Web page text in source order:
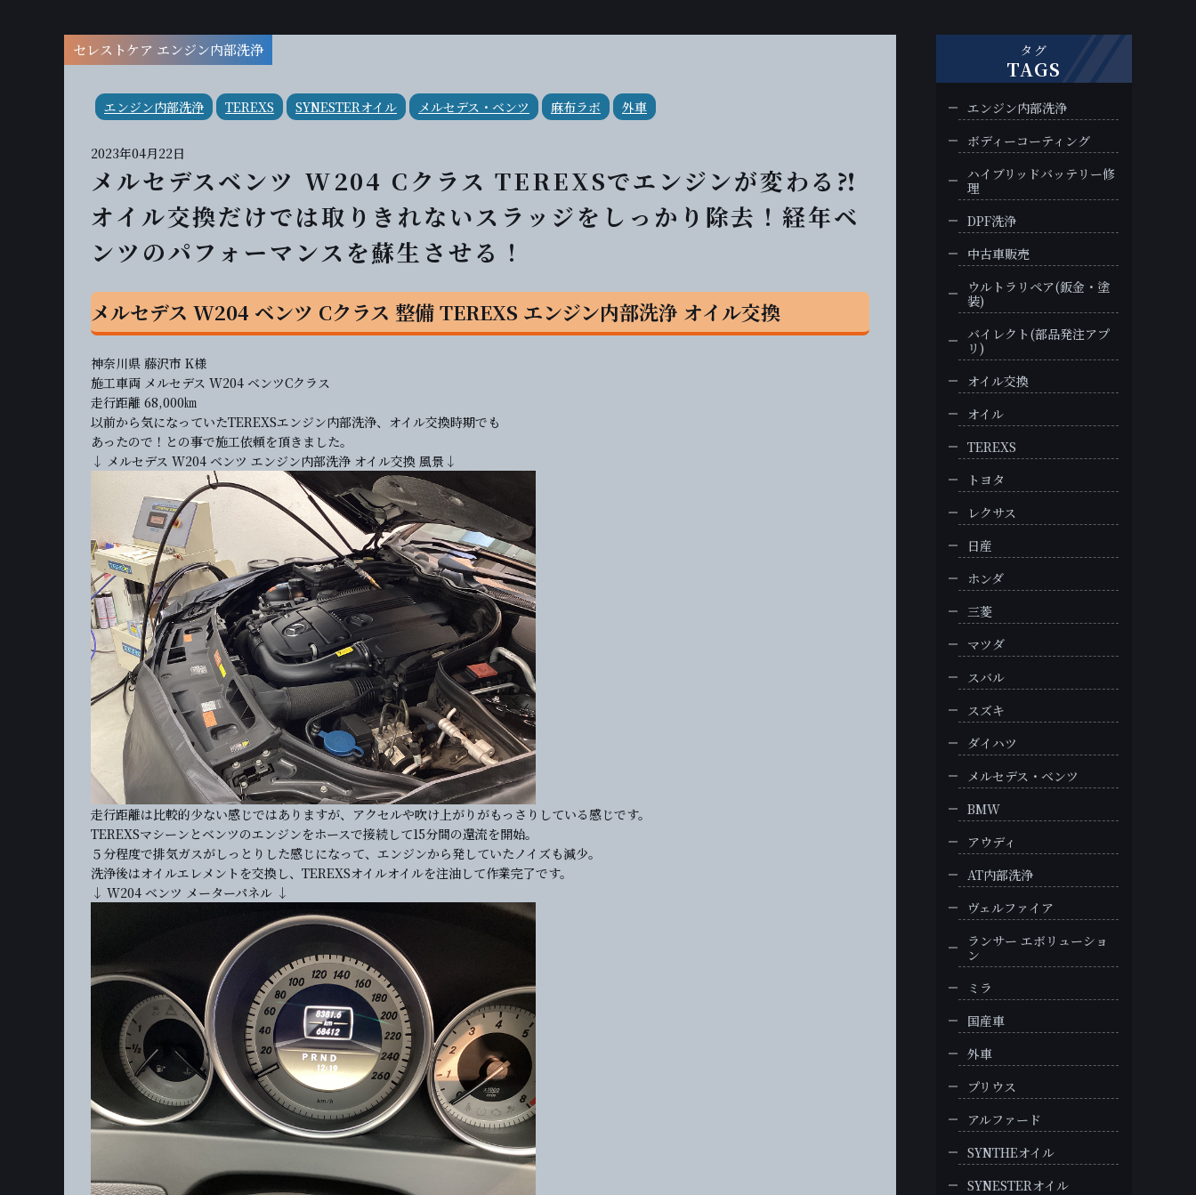
セレストケア エンジン内部洗浄
エンジン内部洗浄 TEREXS SYNESTERオイル メルセデス・ベンツ 麻布ラボ 外車
2023年04月22日
メルセデスベンツ W204 Cクラス TEREXSでエンジンが変わる⁈
オイル交換だけでは取りきれないスラッジをしっかり除去！経年ベ
ンツのパフォーマンスを蘇生させる！
メルセデス W204 ベンツ Cクラス 整備 TEREXS エンジン内部洗浄 オイル交換
神奈川県 藤沢市 K様
施工車両 メルセデス W204 ベンツCクラス
走行距離 68,000㎞
以前から気になっていたTEREXSエンジン内部洗浄、オイル交換時期でも
あったので！との事で施工依頼を頂きました。
↓ メルセデス W204 ベンツ エンジン内部洗浄 オイル交換 風景↓
走行距離は比較的少ない感じではありますが、アクセルや吹け上がりがもっさりしている感じです。
TEREXSマシーンとベンツのエンジンをホースで接続して15分間の還流を開始。
５分程度で排気ガスがしっとりした感じになって、エンジンから発していたノイズも減少。
洗浄後はオイルエレメントを交換し、TEREXSオイルオイルを注油して作業完了です。
↓ W204 ベンツ メーターパネル ↓
タグ
TAGS
エンジン内部洗浄
ボディーコーティング
ハイブリッドバッテリー修
理
DPF洗浄
中古車販売
ウルトラリペア(鈑金・塗
装)
バイレクト(部品発注アプ
リ)
オイル交換
オイル
TEREXS
トヨタ
レクサス
日産
ホンダ
三菱
マツダ
スバル
スズキ
ダイハツ
メルセデス・ベンツ
BMW
アウディ
AT内部洗浄
ヴェルファイア
ランサー エボリューショ
ン
ミラ
国産車
外車
プリウス
アルファード
SYNTHEオイル
SYNESTERオイル